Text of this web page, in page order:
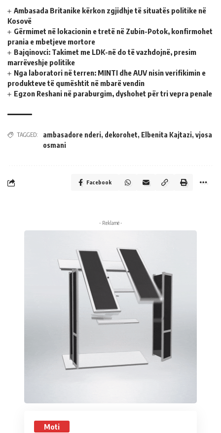
Ambasada Britanike kërkon zgjidhje të situatës politike në
Kosovë
Gërmimet në lokacionin e tretë në Zubin-Potok, konfirmohet
prania e mbetjeve mortore
Bajqinovci: Takimet me LDK-në do të vazhdojnë, presim
marrëveshje politike
Nga laboratori në terren: MINTI dhe AUV nisin verifikimin e
produkteve të qumështit në mbarë vendin
Egzon Reshani në paraburgim, dyshohet për tri vepra penale
TAGGED: ambasadore nderi, dekorohet, Elbenita Kajtazi, vjosa
osmani
Facebook
- Reklamë -
Moti